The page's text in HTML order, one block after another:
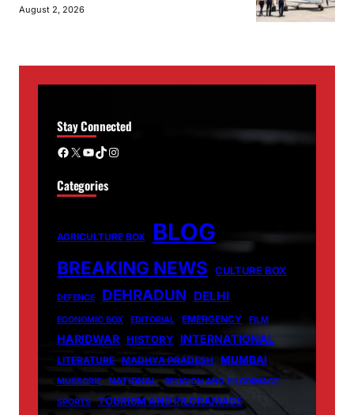
August 2, 2026
Stay Connected
Facebook X YouTube TikTok Instagram
Categories
AGRICULTURE BOX BLOG
BREAKING NEWS CULTURE BOX
DEFENCE DEHRADUN DELHI
ECONOMIC BOX EDITORIAL EMERGENCY FILM
HARIDWAR HISTORY INTERNATIONAL
LITERATURE MADHYA PRADESH MUMBAI
MUSSORIE NATIONAL
RELIGION AND PILGRIMAGE
SPORTS
TOURISM AND PILGRAMAGE